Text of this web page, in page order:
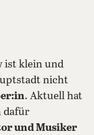
teilenteilen
ist klein und
nicht
. Aktuell hat
dafür
und Musiker